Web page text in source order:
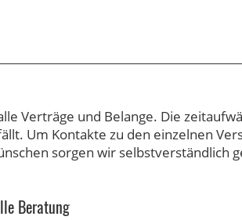
Verträge und Belange. Die
Um Kontakte zu den einzelnen
sorgen wir selbstverständlich
Beratung